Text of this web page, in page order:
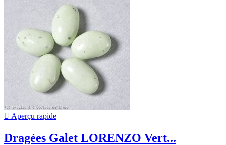
 Aperçu rapide
Dragées Galet LORENZO Vert...